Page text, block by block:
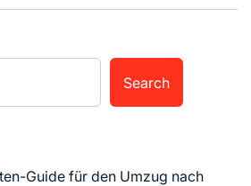
Search
Guide für den Umzug nach